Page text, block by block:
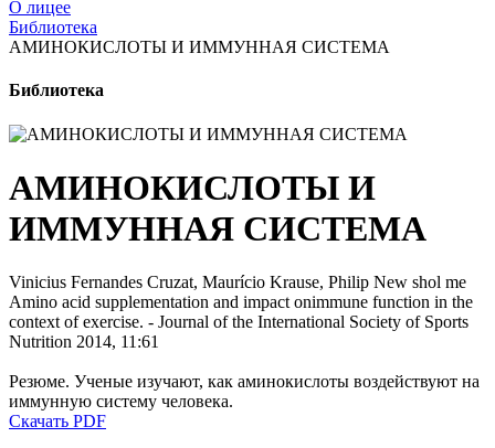
О лицее
Библиотека
АМИНОКИСЛОТЫ И ИММУННАЯ СИСТЕМА
Библиотека
АМИНОКИСЛОТЫ И
ИММУННАЯ СИСТЕМА
Vinicius Fernandes Cruzat, Maurício Krause, Philip New shol me
Amino acid supplementation and impact onimmune function in the
context of exercise. - Journal of the International Society of Sports
Nutrition 2014, 11:61
Резюме. Ученые изучают, как аминокислоты воздействуют на
иммунную систему человека.
Скачать PDF